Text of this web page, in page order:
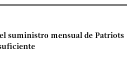
suministro mensual de Patriots